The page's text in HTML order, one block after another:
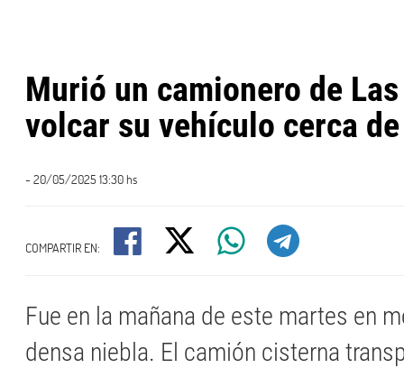
Murió un camionero de
volcar su vehículo cerca
- 20/05/2025 13:30 hs
COMPARTIR EN:
Fue en la mañana de este martes en
densa niebla. El camión cisterna